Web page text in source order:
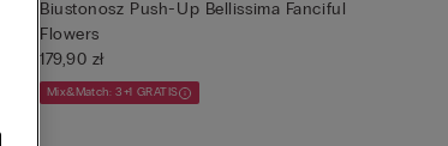
Biustonosz Push-Up Bellissima Fanciful
Flowers
179,90 zł
Mix&Match: 3+1 GRATIS